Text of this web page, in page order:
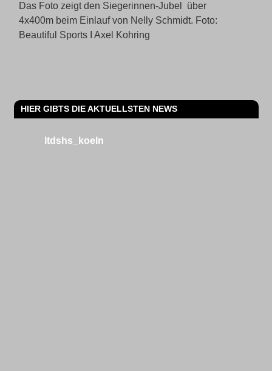
Das Foto zeigt den Siegerinnen-Jubel über
4x400m beim Einlauf von Nelly Schmidt. Foto:
Beautiful Sports I Axel Kohring
HIER GIBTS DIE AKTUELLSTEN NEWS
ltdshs_koeln